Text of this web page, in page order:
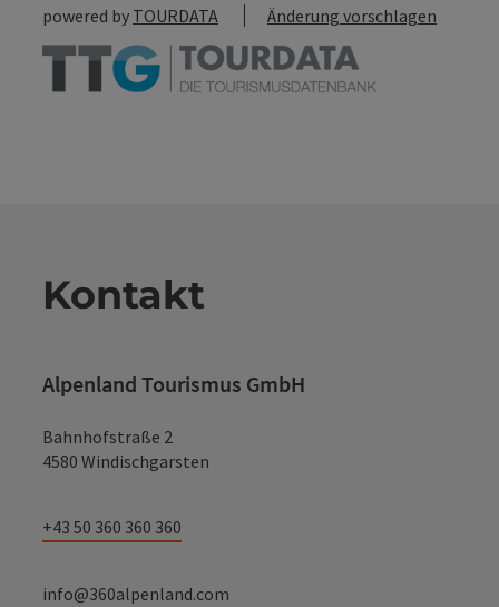
powered by TOURDATA Änderung vorschlagen
Kontakt
Alpenland Tourismus GmbH
Bahnhofstraße 2
4580 Windischgarsten
+43 50 360 360 360
info@360alpenland.com